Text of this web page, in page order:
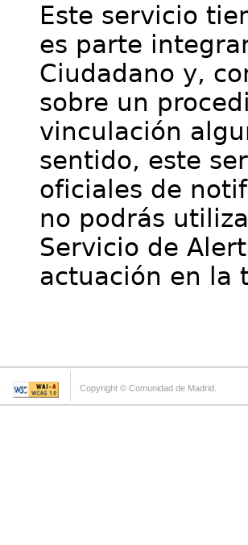
Este servicio
es parte
Ciudadano y,
sobre un
vinculación
sentido, este
oficiales de
no podrás
Servicio de
actuación en la
Copyright © Comunidad de Madrid.